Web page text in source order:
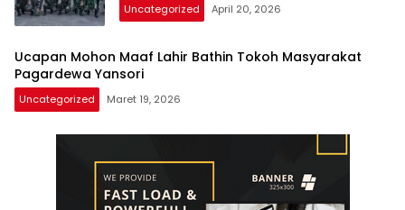
Uncategorized April 20, 2026
Ucapan Mohon Maaf Lahir Bathin Tokoh Masyarakat
Pagardewa Yansori
Uncategorized Maret 19, 2026